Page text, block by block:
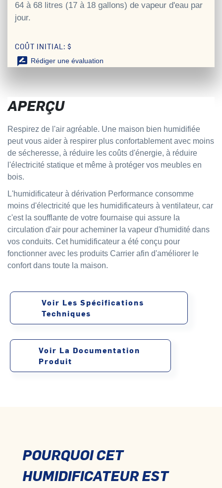
64 à 68 litres (17 à 18 gallons) de vapeur d'eau par
jour.
COÛT INITIAL: $
rate_review Rédiger une évaluation
APERÇU
Respirez de l'air agréable. Une maison bien humidifiée
peut vous aider à respirer plus confortablement avec moins
de sécheresse, à réduire les coûts d'énergie, à réduire
l'électricité statique et même à protéger vos meubles en
bois.
L'humidificateur à dérivation Performance consomme
moins d'électricité que les humidificateurs à ventilateur, car
c'est la soufflante de votre fournaise qui assure la
circulation d'air pour acheminer la vapeur d'humidité dans
vos conduits. Cet humidificateur a été conçu pour
fonctionner avec les produits Carrier afin d'améliorer le
confort dans toute la maison.
Voir Les Spécifications
Techniques
Voir La Documentation
Produit
POURQUOI CET
HUMIDIFICATEUR EST